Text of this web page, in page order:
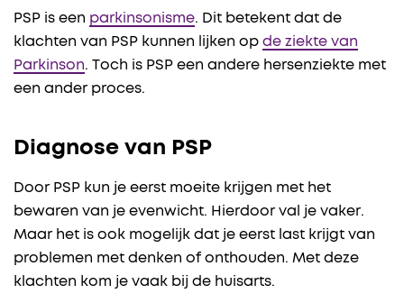
PSP is een parkinsonisme. Dit betekent dat de
klachten van PSP kunnen lijken op de ziekte van
Parkinson. Toch is PSP een andere hersenziekte met
een ander proces.
Diagnose van PSP
Door PSP kun je eerst moeite krijgen met het
bewaren van je evenwicht. Hierdoor val je vaker.
Maar het is ook mogelijk dat je eerst last krijgt van
problemen met denken of onthouden. Met deze
klachten kom je vaak bij de huisarts.